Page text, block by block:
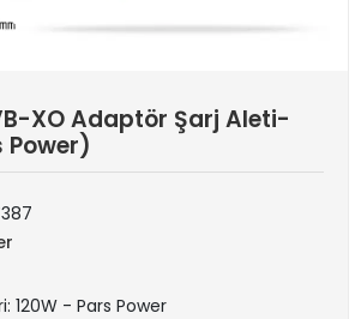
XO Adaptör Şarj Aleti-
Power)
120W - Pars Power